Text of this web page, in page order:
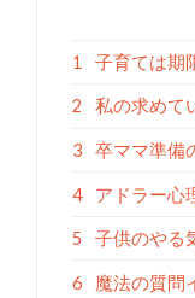
1 子育ては期
2 私の求めて
3 卒ママ準備
4 アドラー心
5 子供のやる
6 魔法の質問